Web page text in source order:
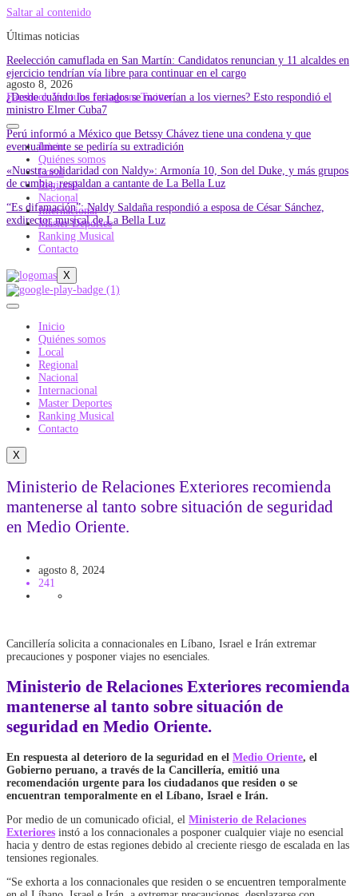
Saltar al contenido
Últimas noticias
Reelección camuflada en San Martín: Candidatos renuncian y 11 alcaldes en
ejercicio tendrían vía libre para continuar en el cargo
¿Desde cuándo los feriados se moverían a los viernes? Esto respondió el
ministro Elmer Cuba7
Perú informó a México que Betssy Chávez tiene una condena y que
eventualmente se pediría su extradición
«Nuestra solidaridad con Naldy»: Armonía 10, Son del Duke, y más grupos
de cumbia, respaldan a cantante de La Bella Luz
“Es difamación”: Naldy Saldaña respondió a esposa de César Sánchez,
exdirector musical de La Bella Luz
agosto 8, 2026
Facebook Youtube Instagram Twitter
Inicio
Quiénes somos
Local
Regional
Nacional
Internacional
Master Deportes
Ranking Musical
Contacto
X
Inicio
Quiénes somos
Local
Regional
Nacional
Internacional
Master Deportes
Ranking Musical
Contacto
X
Ministerio de Relaciones Exteriores recomienda
mantenerse al tanto sobre situación de seguridad
en Medio Oriente.
agosto 8, 2024
241
Cancillería solicita a connacionales en Líbano, Israel e Irán extremar
precauciones y posponer viajes no esenciales.
Ministerio de Relaciones Exteriores recomienda
mantenerse al tanto sobre situación de
seguridad en Medio Oriente.
En respuesta al deterioro de la seguridad en el Medio Oriente, el
Gobierno peruano, a través de la Cancillería, emitió una
recomendación urgente para los ciudadanos que residen o se
encuentran temporalmente en el Líbano, Israel e Irán.
Por medio de un comunicado oficial, el Ministerio de Relaciones
Exteriores instó a los connacionales a posponer cualquier viaje no esencial
hacia y dentro de estas regiones debido al creciente riesgo de escalada en las
tensiones regionales.
“Se exhorta a los connacionales que residen o se encuentren temporalmente